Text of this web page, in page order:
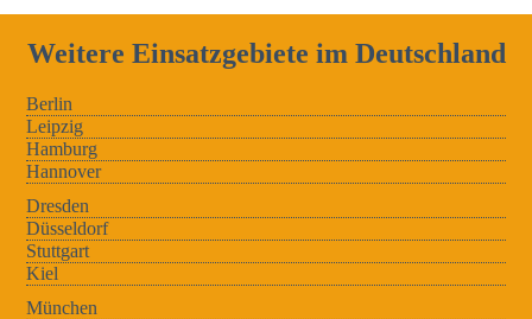
Weitere Einsatzgebiete im Deutschland
Berlin
Leipzig
Hamburg
Hannover
Dresden
Düsseldorf
Stuttgart
Kiel
München